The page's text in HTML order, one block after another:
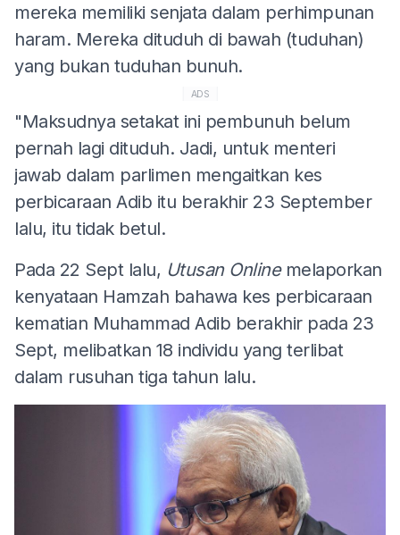
mereka memiliki senjata dalam perhimpunan
haram. Mereka dituduh di bawah (tuduhan)
yang bukan tuduhan bunuh.
ADS
"Maksudnya setakat ini pembunuh belum
pernah lagi dituduh. Jadi, untuk menteri
jawab dalam parlimen mengaitkan kes
perbicaraan Adib itu berakhir 23 September
lalu, itu tidak betul.
Pada 22 Sept lalu, Utusan Onlinemelaporkan
kenyataan Hamzah bahawa kes perbicaraan
kematian Muhammad Adib berakhir pada 23
Sept, melibatkan 18 individu yang terlibat
dalam rusuhan tiga tahun lalu.